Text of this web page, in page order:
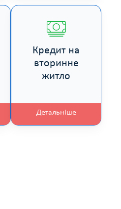
Кредит на
вторинне
житло
Детальніше